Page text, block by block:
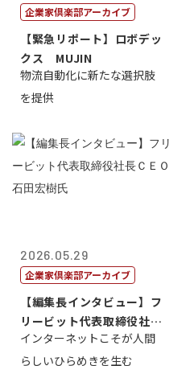
企業家倶楽部アーカイブ
【緊急リポート】ロボデッ
クス MUJIN
物流自動化に新たな選択肢
を提供
2026.05.29
企業家倶楽部アーカイブ
【編集長インタビュー】フ
リービット代表取締役社長
ＣＥＯ 石田...
インターネットこそが人間
らしいひらめきを生む